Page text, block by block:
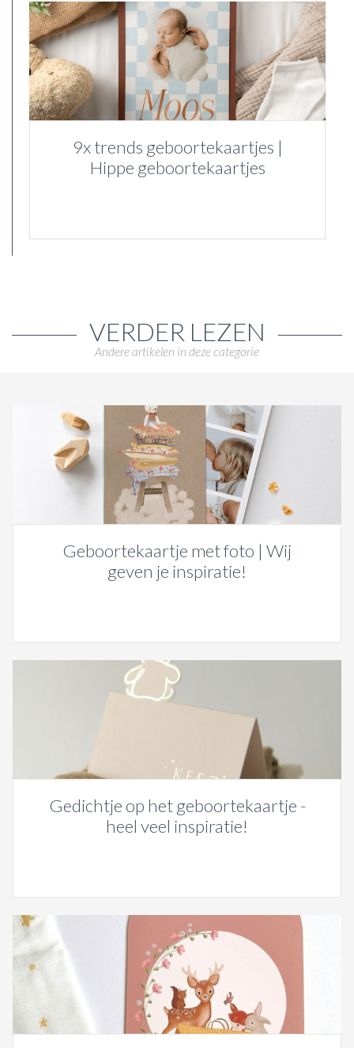
9x trends geboortekaartjes |
Hippe geboortekaartjes
VERDER LEZEN
Andere artikelen in deze categorie
Geboortekaartje met foto | Wij
geven je inspiratie!
Gedichtje op het geboortekaartje -
heel veel inspiratie!